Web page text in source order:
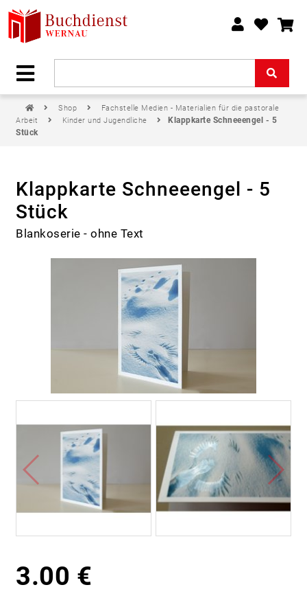
Shop
Fachstelle Medien - Materialien für die pastorale
Arbeit
Kinder und Jugendliche
Klappkarte Schneeengel - 5
Stück
Klappkarte Schneeengel - 5
Stück
Blankoserie - ohne Text
3.00 €